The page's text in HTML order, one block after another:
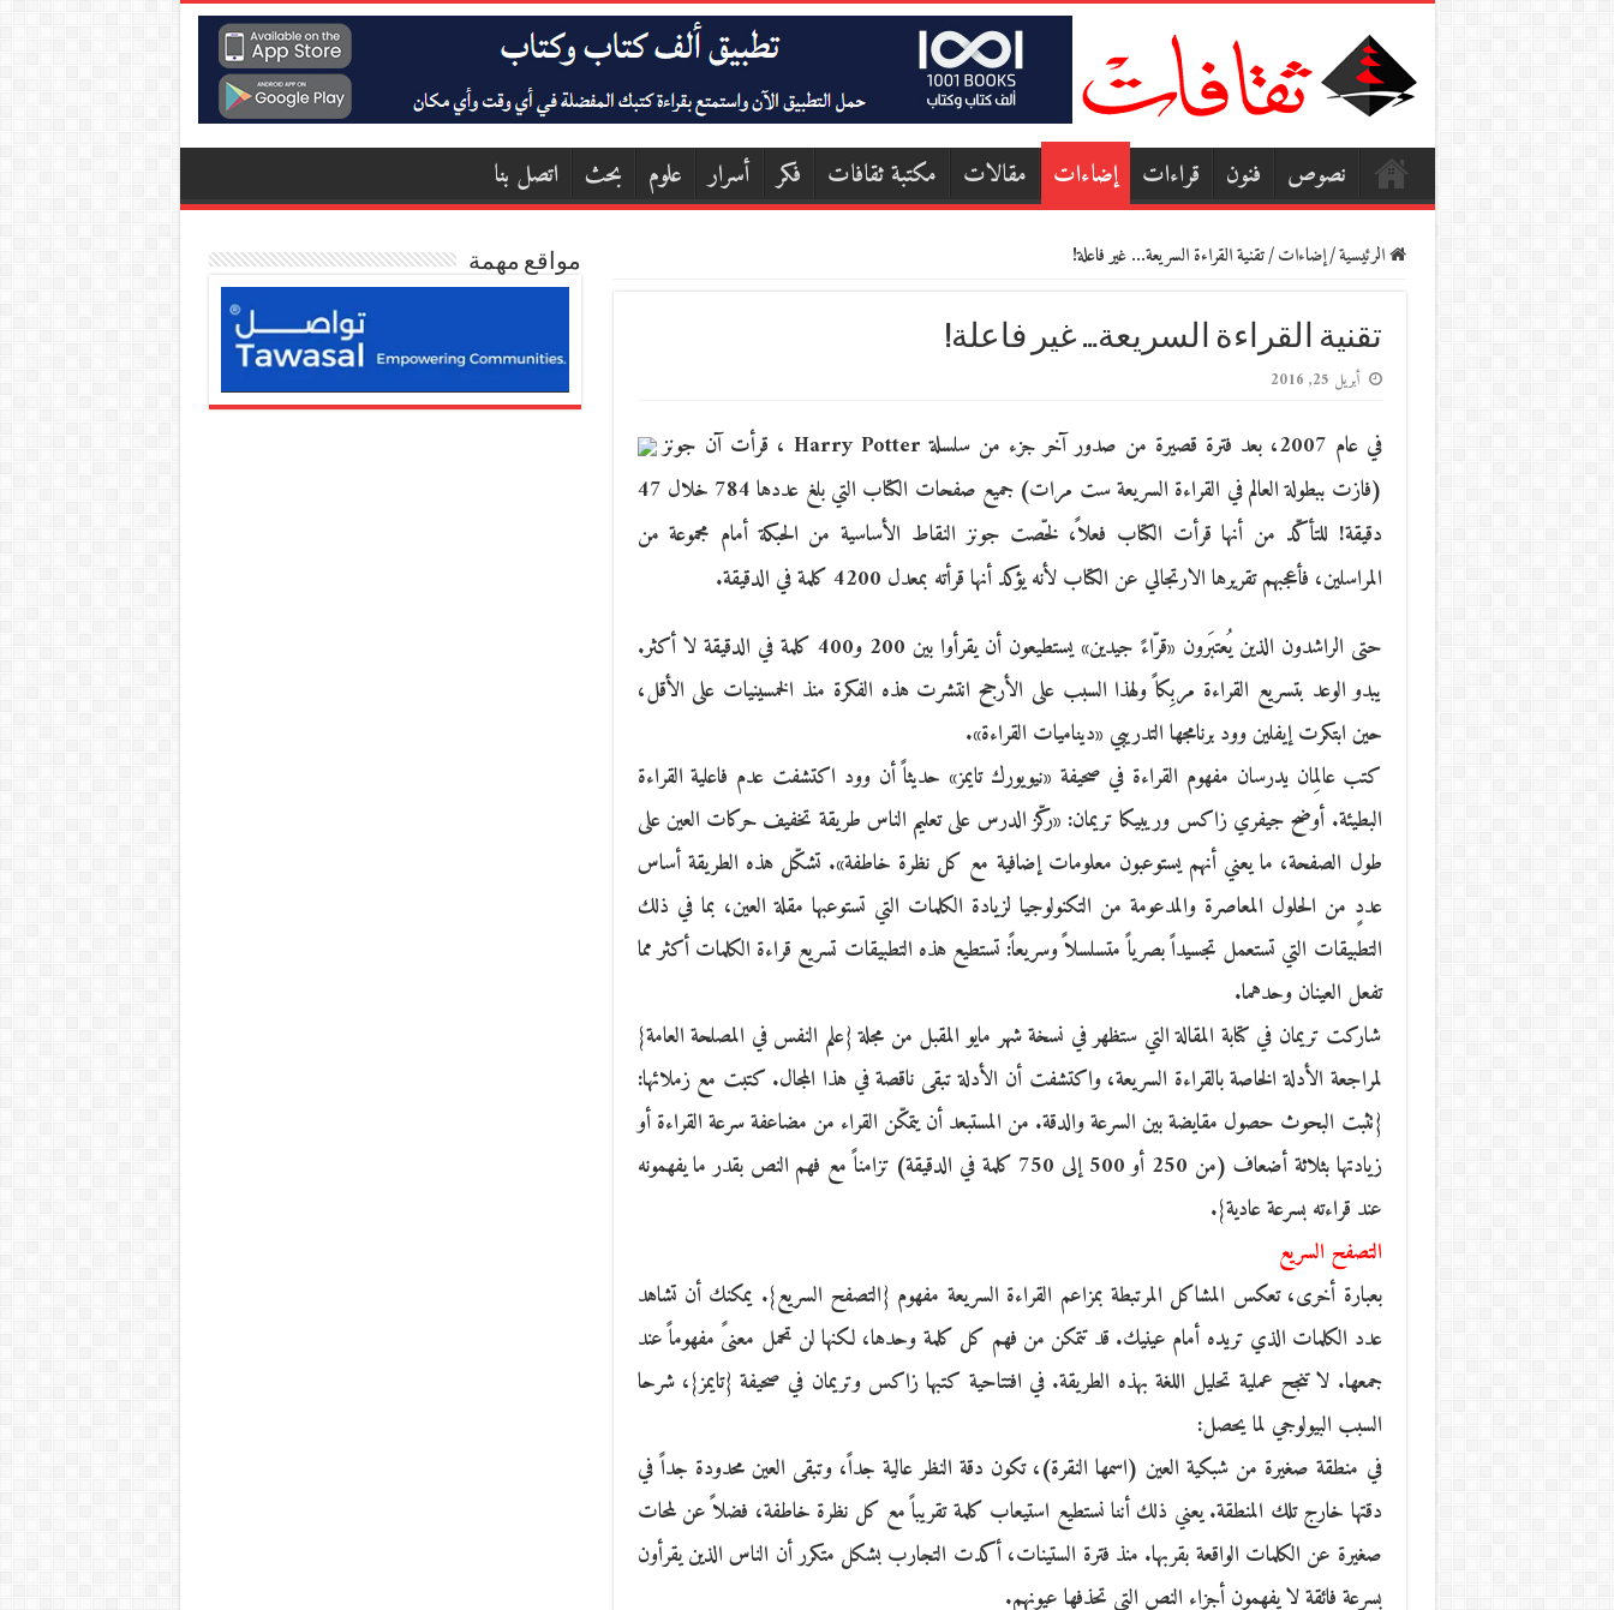
نصوص فنون قراءات إضاءات مقالات مكتبة ثقافات فكر أسرار علوم بحث اتصل بنا
الرئيسية/إضاءات/تقنية القراءة السريعة… غير فاعلة!
تقنية القراءة السريعة… غير فاعلة!
أبريل 25, 2016
في عام 2007، بعد فترة قصيرة من صدور آخر جزء من سلسلة Harry Potter ، قرأت آن جونز
(فازت ببطولة العالم في القراءة السريعة ست مرات) جميع صفحات الكتاب التي بلغ عددها 784 خلال 47
دقيقة! للتأكّد من أنها قرأت الكتاب فعلاً، لخّصت جونز النقاط الأساسية من الحبكة أمام مجموعة من
المراسلين، فأعجبهم تقريرها الارتجالي عن الكتاب لأنه يؤكد أنها قرأته بمعدل 4200 كلمة في الدقيقة.
حتى الراشدون الذين يُعتبَرون «قرّاءً جيدين» يستطيعون أن يقرأوا بين 200 و400 كلمة في الدقيقة لا أكثر.
يبدو الوعد بتسريع القراءة مربِكاً ولهذا السبب على الأرجح انتشرت هذه الفكرة منذ الخمسينيات على الأقل،
حين ابتكرت إيفلين وود برنامجها التدريبي «ديناميات القراءة».
كتب عالِمان يدرسان مفهوم القراءة في صحيفة «نيويورك تايمز» حديثاً أن وود اكتشفت عدم فاعلية القراءة
البطيئة. أوضح جيفري زاكس وريبيكا تريمان: «ركّز الدرس على تعليم الناس طريقة تخفيف حركات العين على
طول الصفحة، ما يعني أنهم يستوعبون معلومات إضافية مع كل نظرة خاطفة». تشكّل هذه الطريقة أساس
عددٍ من الحلول المعاصرة والمدعومة من التكنولوجيا لزيادة الكلمات التي تستوعبها مقلة العين، بما في ذلك
التطبيقات التي تستعمل تجسيداً بصرياً متسلسلاً وسريعاً: تستطيع هذه التطبيقات تسريع قراءة الكلمات أكثر مما
تفعل العينان وحدهما.
شاركت تريمان في كتابة المقالة التي ستظهر في نسخة شهر مايو المقبل من مجلة {علم النفس في المصلحة العامة}
لمراجعة الأدلة الخاصة بالقراءة السريعة، واكتشفت أن الأدلة تبقى ناقصة في هذا المجال. كتبت مع زملائها:
{تثبت البحوث حصول مقايضة بين السرعة والدقة. من المستبعد أن يتمكّن القراء من مضاعفة سرعة القراءة أو
زيادتها بثلاثة أضعاف (من 250 أو 500 إلى 750 كلمة في الدقيقة) تزامناً مع فهم النص بقدر ما يفهمونه
عند قراءته بسرعة عادية}.
التصفح السريع
بعبارة أخرى، تعكس المشاكل المرتبطة بمزاعم القراءة السريعة مفهوم {التصفح السريع}. يمكنك أن تشاهد
عدد الكلمات الذي تريده أمام عينيك. قد تتمكن من فهم كل كلمة وحدها، لكنها لن تحمل معنىً مفهوماً عند
جمعها. لا تنجح عملية تحليل اللغة بهذه الطريقة. في افتتاحية كتبها زاكس وتريمان في صحيفة {تايمز}، شرحا
السبب البيولوجي لما يحصل:
في منطقة صغيرة من شبكية العين (اسمها النقرة)، تكون دقة النظر عالية جداً، وتبقى العين محدودة جداً في
دقتها خارج تلك المنطقة. يعني ذلك أننا نستطيع استيعاب كلمة تقريباً مع كل نظرة خاطفة، فضلاً عن لمحات
صغيرة عن الكلمات الواقعة بقربها. منذ فترة الستينات، أكدت التجارب بشكل متكرر أن الناس الذين يقرأون
بسرعة فائقة لا يفهمون أجزاء النص التي تحذفها عيونهم.
مواقع مهمة